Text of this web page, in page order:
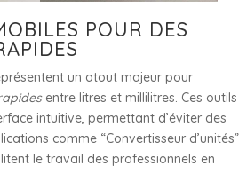
POUR DES
un atout majeur pour
entre litres et millilitres. Ces outils
intuitive, permettant d’éviter des
comme “Convertisseur d’unités”
le travail des professionnels en